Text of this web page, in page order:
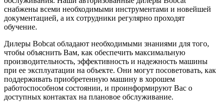
снабжены всеми необходимыми инструментами и новейшей
документацией, а их сотрудники регулярно проходят
обучение.
Дилеры Bobcat обладают необходимыми знаниями для того,
чтобы объяснить Вам, как обеспечить максимальную
производительность, эффективность и надежность машины
при ее эксплуатации на объекте. Они могут посоветовать, как
поддерживать приобретенную машину в хорошем
работоспособном состоянии, и проинформируют Вас о
доступных контактах на плановое обслуживание.